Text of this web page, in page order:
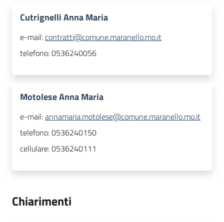
Cutrignelli Anna Maria
e-mail:contratti@comune.maranello.mo.it
telefono:0536240056
Motolese Anna Maria
e-mail:annamaria.motolese@comune.maranello.mo.it
telefono:0536240150
cellulare:0536240111
Chiarimenti